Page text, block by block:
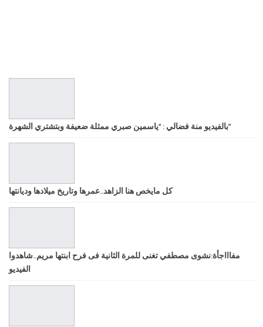
بالفيديو منة فضالي : “ياسمين صبري ممثلة ضعيفة وبتشتري الشهرة”
كل مايخص هنا الزاهد..عمرها وتاريخ ميلادها وديانتها
مفاااجأة:نشوى مصطفي تغنى للمرة الثانية فى فرح ابنتها مريم..شاهدوا
الفيديو